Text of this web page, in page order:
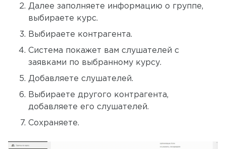
Далее заполняете информацию о группе,
выбираете курс.
Выбираете контрагента.
Система покажет вам слушателей с
заявками по выбранному курсу.
Добавляете слушателей.
Выбираете другого контрагента,
добавляете его слушателей.
Сохраняете.